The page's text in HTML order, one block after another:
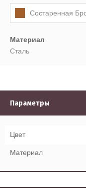
Материал
Сталь
Параметры
Цвет
Материал